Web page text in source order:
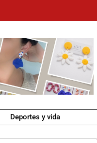
Deportes y vida